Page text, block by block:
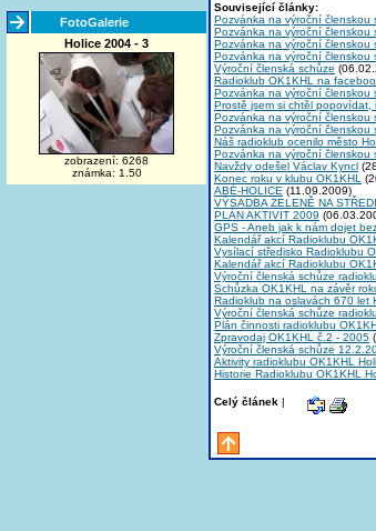
FotoGalerie
Holice 2004 - 3
zobrazení: 6268
známka: 1.50
Související články:
Pozvánka na výroční členskou
Pozvánka na výroční členskou
Pozvánka na výroční členskou
Pozvánka na výroční členskou
Výroční členská schůze
Radioklub OK1KHL na
Pozvánka na výroční členskou
Prostě jsem si chtěl popovídat,
Pozvánka na výroční členskou
Pozvánka na výroční členskou
Náš radioklub ocenilo město
Pozvánka na výroční členskou
Navždy odešel Václav Kyncl
Konec roku v klubu OK1KHL
ABÉ-HOLICE (11.09.2009)
VÝSADBA ZELENĚ NA
PLÁN AKTIVIT 2009
GPS - Aneb jak k nám dojet
Kalendář akcí Radioklubu
Vysílací středisko Radioklubu
Kalendář akcí Radioklubu
Výroční členská schůze
Schůzka OK1KHL na závěr
Radioklub na oslavách 670 let
Výroční členská schůze
Plán činnosti radioklubu
Zpravodaj OK1KHL č.2 - 2005
Výroční členská schůze
Aktivity radioklubu OK1KHL
Historie Radioklubu OK1KHL
Celý článek |